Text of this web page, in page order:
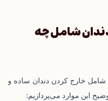
شامل چه
خارج کردن دندان ساده و
این موارد می‌پردازیم: